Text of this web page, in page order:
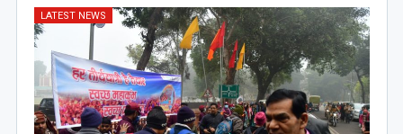
LATEST NEWS